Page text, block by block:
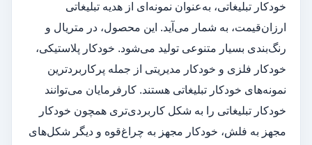
خودکار تبلیغاتی، به‌عنوان نمونه‌ای از هدیه تبلیغاتی
ارزان‌قیمت، به شمار می‌آید. این محصول، در متریال و
رنگ‌بندی بسیار متنوعی تولید می‌شود. خودکار پلاستیکی،
خودکار فلزی و خودکار مدیریتی از جمله پرکاربردترین
نمونه‌های خودکار تبلیغاتی هستند. کارفرمایان می‌توانند
خودکار تبلیغاتی را به شکل کاربردی‌تری همچون خودکار
مجهز به فلش، خودکار مجهز به چراغ‌قوه و دیگر شکل‌های